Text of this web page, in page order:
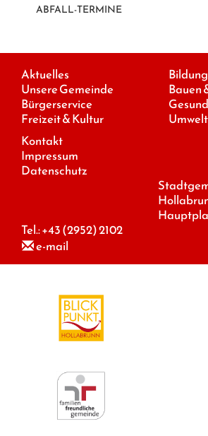
ABFALL-TERMINE
Aktuelles
Unsere Gemeinde
Bürgerservice
Freizeit & Kultur
Bildung
Bauen
Kontakt
Impressum
Datenschutz
Tel.:+43 (2952) 2102
e-mail